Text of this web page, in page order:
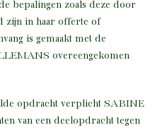
bepalingen zoals deze door
zijn in haar offerte of
is gemaakt met de
overeengekomen
opdracht verplicht SABINE
van een deelopdracht tegen